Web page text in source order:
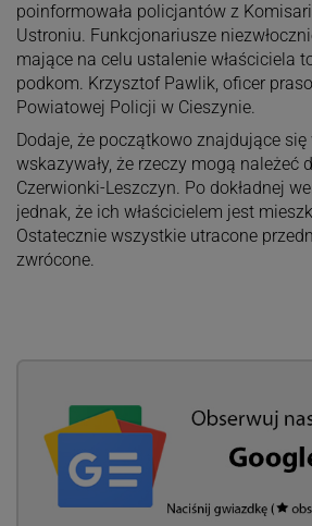
poinformowała policjantów z
Ustroniu. Funkcjonariusze
mające na celu ustalenie właściciela
podkom. Krzysztof Pawlik, oficer
Powiatowej Policji w Cieszynie.
Dodaje, że początkowo znajdujące
wskazywały, że rzeczy mogą należeć
Czerwionki-Leszczyn. Po dokładnej
jednak, że ich właścicielem jest
Ostatecznie wszystkie utracone
zwrócone.